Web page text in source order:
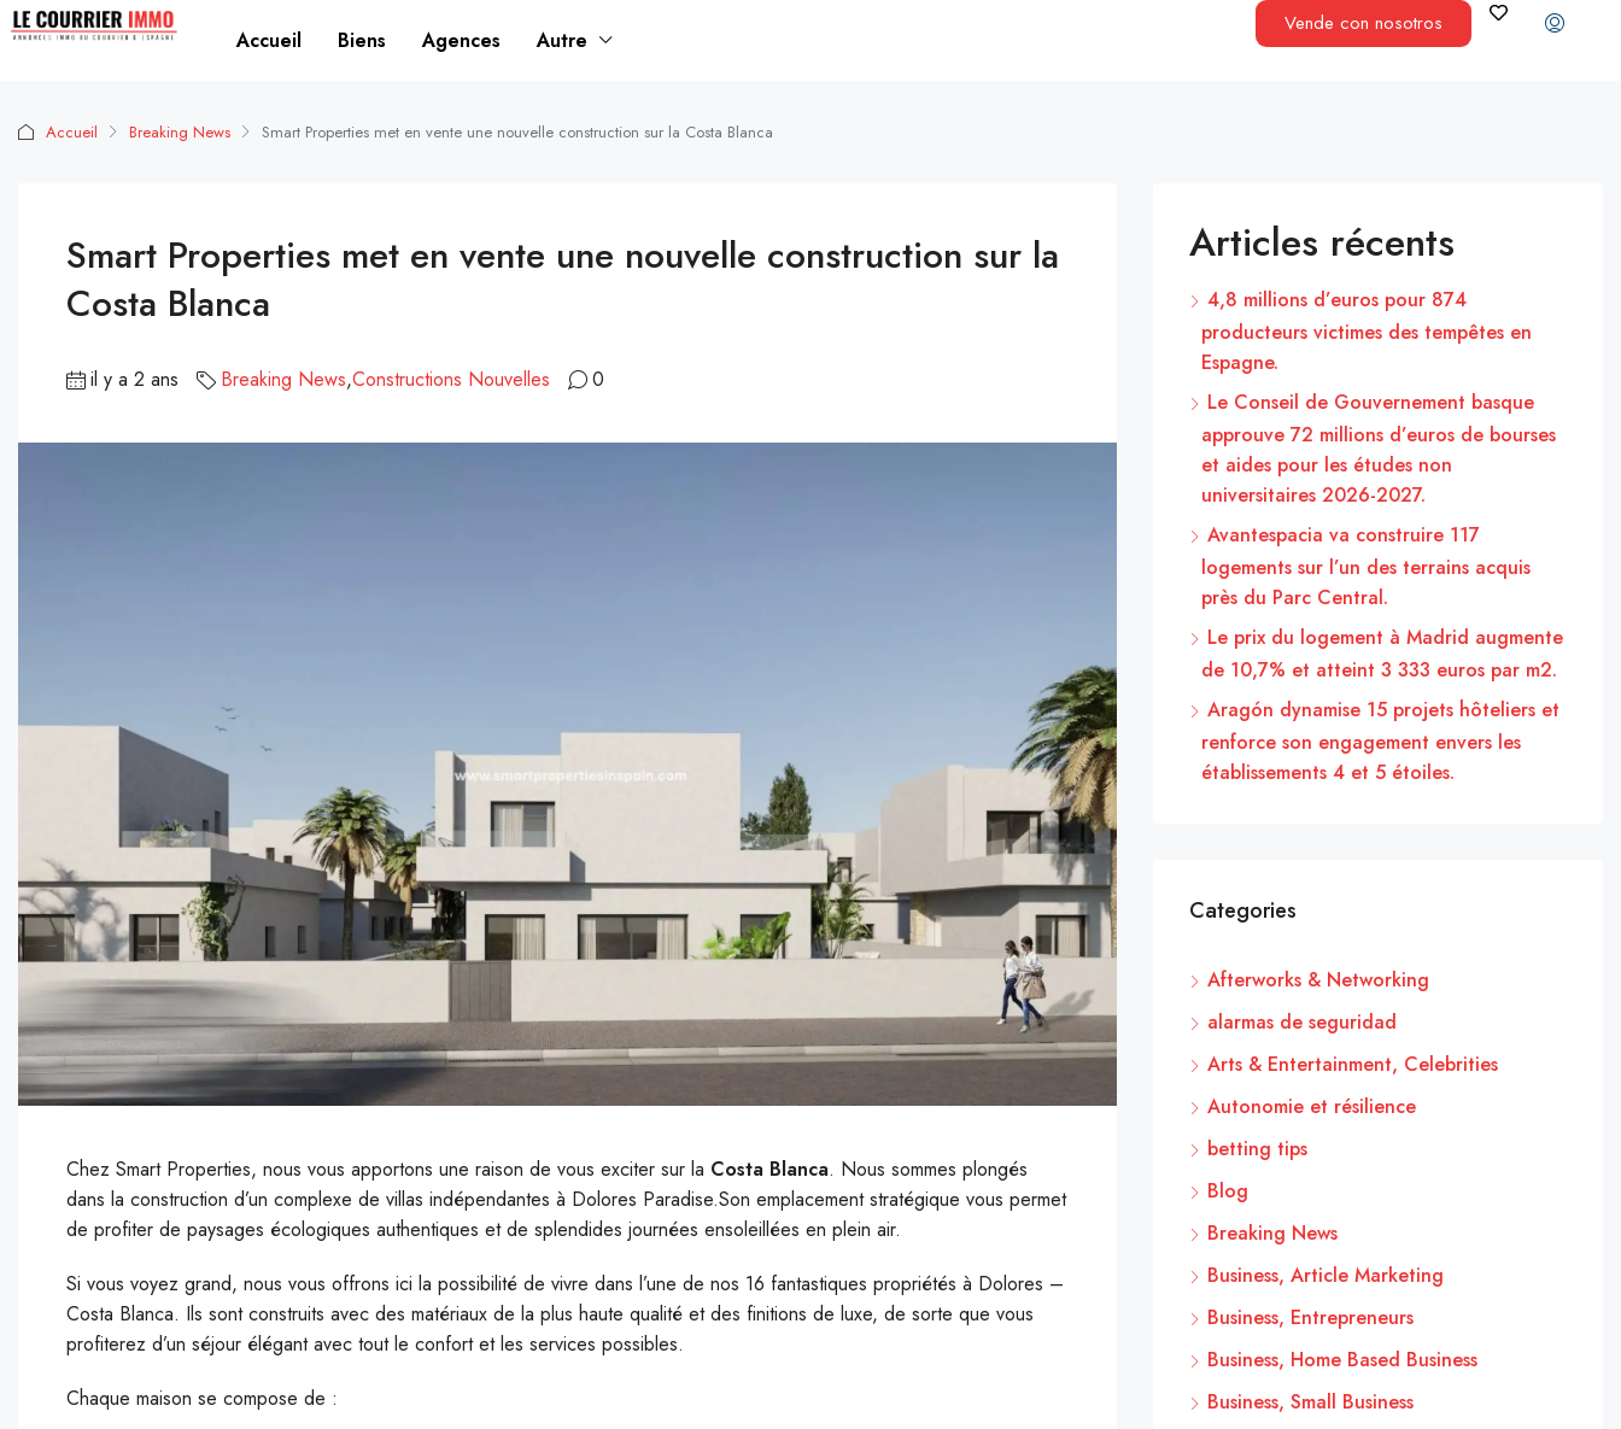
Accueil Biens Agences Autre
Vende con nosotros
Accueil Breaking News Smart Properties met en vente une nouvelle construction sur la Costa Blanca
Smart Properties met en vente une nouvelle construction sur la
Costa Blanca
il y a 2 ans Breaking News,Constructions Nouvelles 0
Chez Smart Properties, nous vous apportons une raison de vous exciter sur la Costa Blanca. Nous sommes plongés
dans la construction d’un complexe de villas indépendantes à Dolores Paradise.Son emplacement stratégique vous permet
de profiter de paysages écologiques authentiques et de splendides journées ensoleillées en plein air.
Si vous voyez grand, nous vous offrons ici la possibilité de vivre dans l’une de nos 16 fantastiques propriétés à Dolores –
Costa Blanca. Ils sont construits avec des matériaux de la plus haute qualité et des finitions de luxe, de sorte que vous
profiterez d’un séjour élégant avec tout le confort et les services possibles.
Chaque maison se compose de :
Articles récents
4,8 millions d’euros pour 874
producteurs victimes des tempêtes en
Espagne.
Le Conseil de Gouvernement basque
approuve 72 millions d’euros de bourses
et aides pour les études non
universitaires 2026-2027.
Avantespacia va construire 117
logements sur l’un des terrains acquis
près du Parc Central.
Le prix du logement à Madrid augmente
de 10,7% et atteint 3 333 euros par m2.
Aragón dynamise 15 projets hôteliers et
renforce son engagement envers les
établissements 4 et 5 étoiles.
Categories
Afterworks & Networking
alarmas de seguridad
Arts & Entertainment, Celebrities
Autonomie et résilience
betting tips
Blog
Breaking News
Business, Article Marketing
Business, Entrepreneurs
Business, Home Based Business
Business, Small Business